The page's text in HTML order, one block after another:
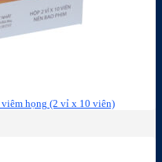
họng (2 vỉ x 10 viên)